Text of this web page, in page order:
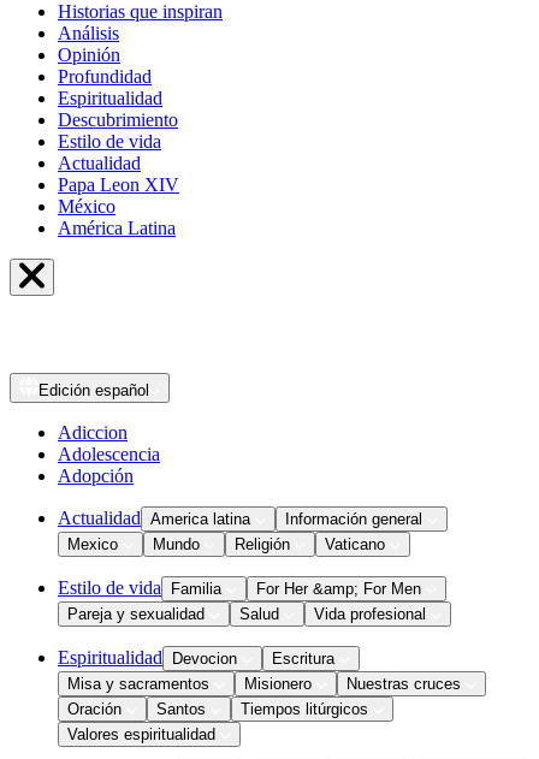
Historias que inspiran
Análisis
Opinión
Profundidad
Espiritualidad
Descubrimiento
Estilo de vida
Actualidad
Papa Leon XIV
México
América Latina
Edición español
Adiccion
Adolescencia
Adopción
Actualidad America latina
Información general
Mexico
Mundo Religión Vaticano
Estilo de vida Familia
For Her &amp; For Men
Pareja y sexualidad
Salud Vida profesional
Espiritualidad Devocion
Escritura
Misa y sacramentos
Misionero
Nuestras cruces
Oración
Santos
Tiempos litúrgicos
Valores espiritualidad